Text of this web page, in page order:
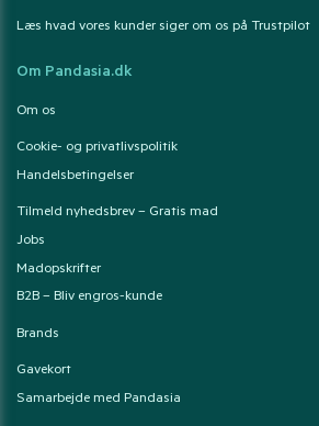
Læs hvad vores kunder siger om os på Trustpilot
Om Pandasia.dk
Om os
Cookie- og privatlivspolitik
Handelsbetingelser
Tilmeld nyhedsbrev – Gratis mad
Jobs
Madopskrifter
B2B – Bliv engros-kunde
Brands
Gavekort
Samarbejde med Pandasia